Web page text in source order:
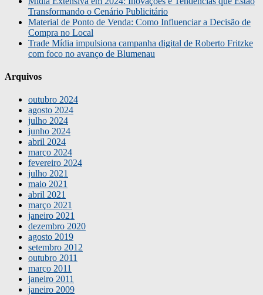
Transformando o Cenário Publicitário
Material de Ponto de Venda: Como Influenciar a Decisão de
Compra no Local
Trade Mídia impulsiona campanha digital de Roberto Fritzke
com foco no avanço de Blumenau
Arquivos
outubro 2024
agosto 2024
julho 2024
junho 2024
abril 2024
março 2024
fevereiro 2024
julho 2021
maio 2021
abril 2021
março 2021
janeiro 2021
dezembro 2020
agosto 2019
setembro 2012
outubro 2011
março 2011
janeiro 2011
janeiro 2009